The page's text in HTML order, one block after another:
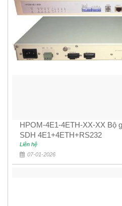
HPOM-4E1-4ETH-XX-XX Bộ
SDH 4E1+4ETH+RS232
Liên hệ
07-01-2026